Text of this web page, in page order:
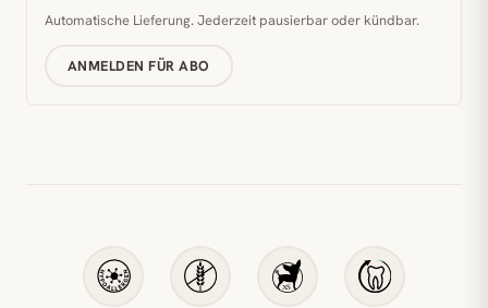
Automatische Lieferung. Jederzeit pausierbar oder kündbar.
ANMELDEN FÜR ABO